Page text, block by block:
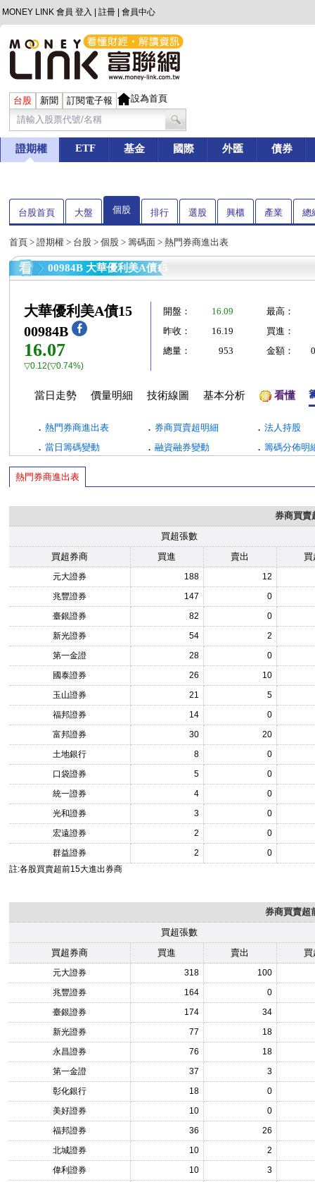
MONEY LINK 會員 登入 註冊 會員中心
台股 新聞 訂閱電子報 設為首頁
證期權 ETF 基金 國際 外匯 債券
台股首頁 大盤 個股 排行 選股 興櫃 產業 總
首頁 > 證期權 > 台股 > 個股 > 籌碼面 > 熱門券商進出表
00984B 大華優利美A債15
大華優利美A債15
00984B
16.07
▽0.12(▽0.74%)
開盤： 16.09
最高：
昨收：
16.19
買進：
總量：
953 金額：
當日走勢 價量明細 技術線圖 基本分析 看懂
． 熱門券商進出表 ． 券商買賣超明細 ． 法人持股
． 當日籌碼變動 ． 融資融券變動 ． 籌碼分佈明
熱門券商進出表
券商買賣
買超張數
買超券商
買進 賣出
元大證券 188
12
兆豐證券
147
0
臺銀證券
82
0
新光證券
54
2
第一金證
28
0
國泰證券
26
10
玉山證券
21
5
福邦證券
14
0
富邦證券
30
20
土地銀行
8
0
口袋證券
5
0
統一證券
4
0
光和證券
3
0
宏遠證券
2
0
群益證券
2
0
註:各股買賣超前15大進出券商
券商買賣超
買超張數
買超券商
買進 賣出
元大證券 318
100
兆豐證券
164
0
臺銀證券
174
34
新光證券
77
18
永昌證券
76
18
第一金證
37
3
彰化銀行
18
0
美好證券
10
0
福邦證券
36
26
北城證券
10
2
偉利證券
10
3